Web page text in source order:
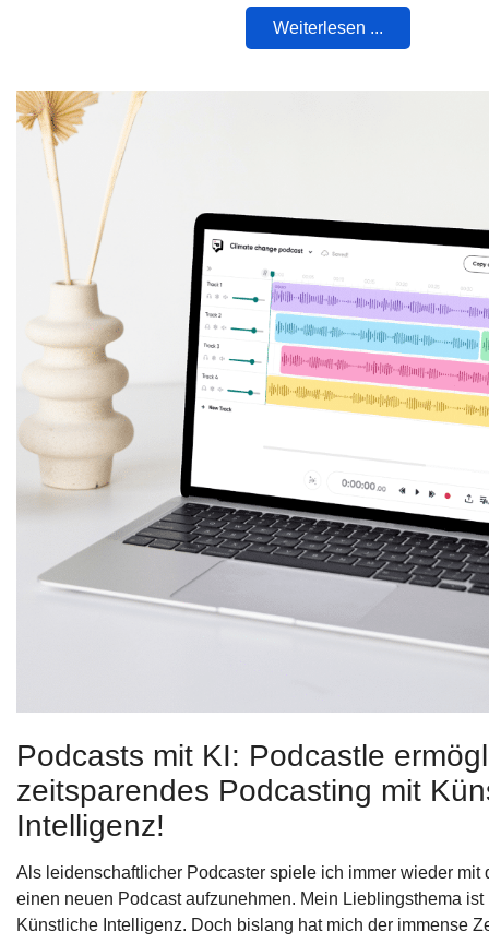
Weiterlesen ...
Podcasts mit KI: Podcastle
zeitsparendes Podcasting mit
Intelligenz!
Als leidenschaftlicher Podcaster spiele ich immer wieder mit
einen neuen Podcast aufzunehmen. Mein Lieblingsthema ist
Künstliche Intelligenz. Doch bislang hat mich der immense